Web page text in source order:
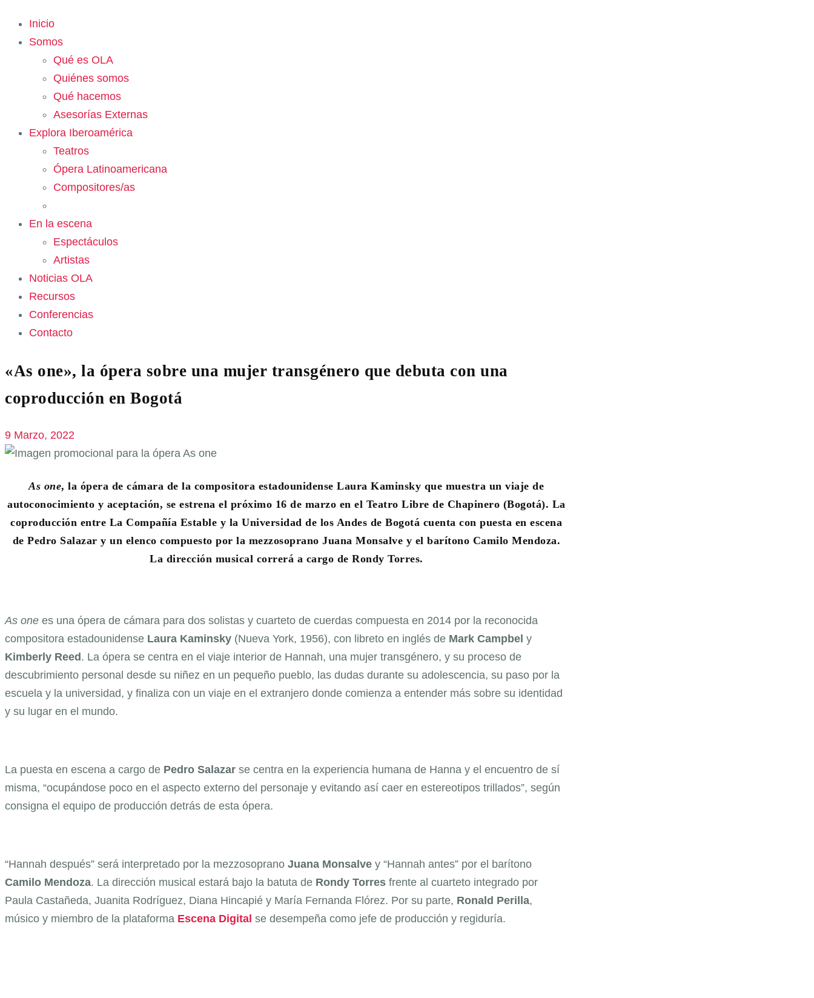
Inicio
Somos
Qué es OLA
Quiénes somos
Qué hacemos
Asesorías Externas
Explora Iberoamérica
Teatros
Ópera Latinoamericana
Compositores/as
En la escena
Espectáculos
Artistas
Noticias OLA
Recursos
Conferencias
Contacto
«As one», la ópera sobre una mujer transgénero que debuta con una
coproducción en Bogotá
9 Marzo, 2022
As one, la ópera de cámara de la compositora estadounidense Laura Kaminsky que muestra un viaje de
autoconocimiento y aceptación, se estrena el próximo 16 de marzo en el Teatro Libre de Chapinero (Bogotá). La
coproducción entre La Compañía Estable y la Universidad de los Andes de Bogotá cuenta con puesta en escena
de Pedro Salazar y un elenco compuesto por la mezzosoprano Juana Monsalve y el barítono Camilo Mendoza.
La dirección musical correrá a cargo de Rondy Torres.
As one es una ópera de cámara para dos solistas y cuarteto de cuerdas compuesta en 2014 por la reconocida
compositora estadounidense Laura Kaminsky (Nueva York, 1956), con libreto en inglés de Mark Campbel y
Kimberly Reed. La ópera se centra en el viaje interior de Hannah, una mujer transgénero, y su proceso de
descubrimiento personal desde su niñez en un pequeño pueblo, las dudas durante su adolescencia, su paso por la
escuela y la universidad, y finaliza con un viaje en el extranjero donde comienza a entender más sobre su identidad
y su lugar en el mundo.
La puesta en escena a cargo de Pedro Salazar se centra en la experiencia humana de Hanna y el encuentro de sí
misma, “ocupándose poco en el aspecto externo del personaje y evitando así caer en estereotipos trillados”, según
consigna el equipo de producción detrás de esta ópera.
“Hannah después” será interpretado por la mezzosoprano Juana Monsalve y “Hannah antes” por el barítono
Camilo Mendoza. La dirección musical estará bajo la batuta de Rondy Torres frente al cuarteto integrado por
Paula Castañeda, Juanita Rodríguez, Diana Hincapié y María Fernanda Flórez. Por su parte, Ronald Perilla,
músico y miembro de la plataforma Escena Digital se desempeña como jefe de producción y regiduría.